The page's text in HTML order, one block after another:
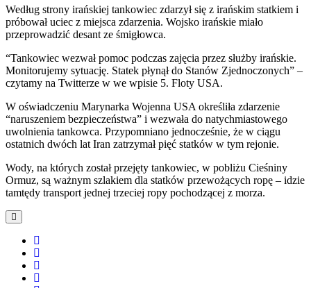
Według strony irańskiej tankowiec zdarzył się z irańskim statkiem i
próbował uciec z miejsca zdarzenia. Wojsko irańskie miało
przeprowadzić desant ze śmigłowca.
“Tankowiec wezwał pomoc podczas zajęcia przez służby irańskie.
Monitorujemy sytuację. Statek płynął do Stanów Zjednoczonych” –
czytamy na Twitterze w we wpisie 5. Floty USA.
W oświadczeniu Marynarka Wojenna USA określiła zdarzenie
“naruszeniem bezpieczeństwa” i wezwała do natychmiastowego
uwolnienia tankowca. Przypomniano jednocześnie, że w ciągu
ostatnich dwóch lat Iran zatrzymał pięć statków w tym rejonie.
Wody, na których został przejęty tankowiec, w pobliżu Cieśniny
Ormuz, są ważnym szlakiem dla statków przewożących ropę – idzie
tamtędy transport jednej trzeciej ropy pochodzącej z morza.